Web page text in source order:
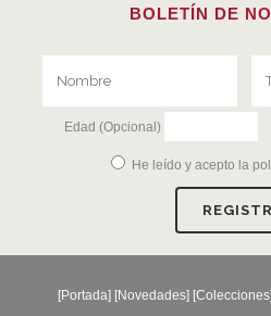
BOLETÍN DE
Edad (Opcional)
He leído y acepto la
[Portada] [Novedades] [Colecciones